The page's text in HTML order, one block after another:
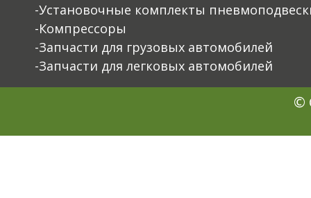
-Установочные комплекты
-Компрессоры
-Запчасти для грузовых автомобилей
-Запчасти для легковых автомобилей
©